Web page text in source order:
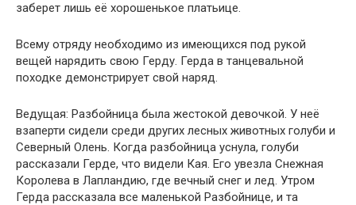
заберет лишь её хорошенькое платьице.
Всему отряду необходимо из имеющихся под рукой
вещей нарядить свою Герду. Герда в танцевальной
походке демонстрирует свой наряд.
Ведущая: Разбойница была жестокой девочкой. У неё
взаперти сидели среди других лесных животных голуби и
Северный Олень. Когда разбойница уснула, голуби
рассказали Герде, что видели Кая. Его увезла Снежная
Королева в Лапландию, где вечный снег и лед. Утром
Герда рассказала все маленькой Разбойнице, и та